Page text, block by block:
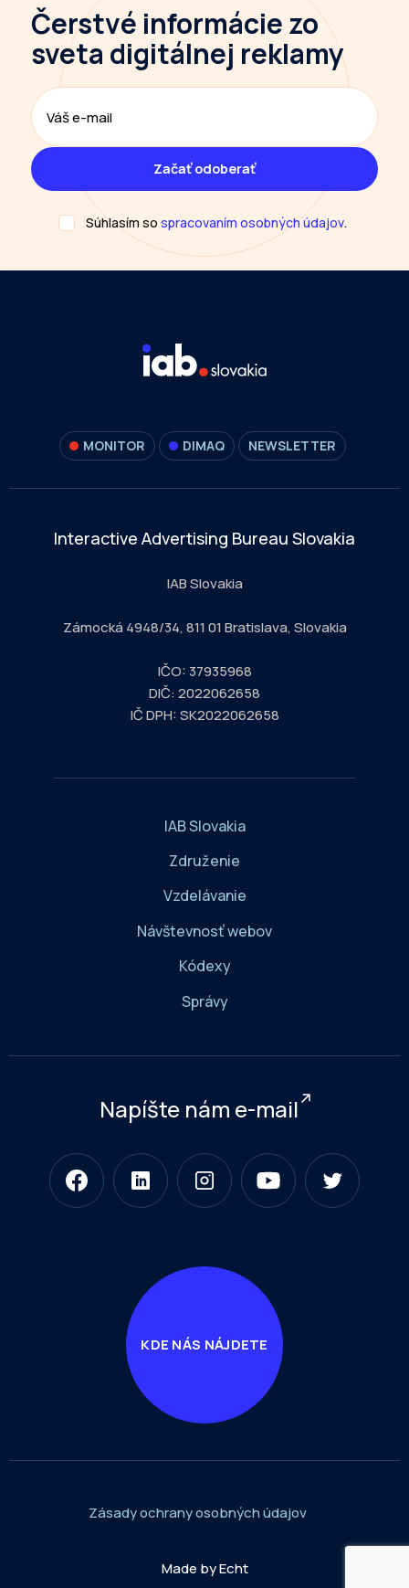
Čerstvé informáciezo
sveta digitálnej reklamy
Súhlasím sospracovaním osobných údajov.
MONITOR DIMAQ NEWSLETTER
Interactive Advertising Bureau Slovakia
IAB Slovakia
Zámocká 4948/34, 811 01 Bratislava, Slovakia
IČO: 37935968
DIČ: 2022062658
IČ DPH: SK2022062658
IAB Slovakia
Združenie
Vzdelávanie
Návštevnosť webov
Kódexy
Správy
Napíšte nám e-mail
KDE NÁS NÁJDETE
Zásady ochrany osobných údajov
Made by Echt